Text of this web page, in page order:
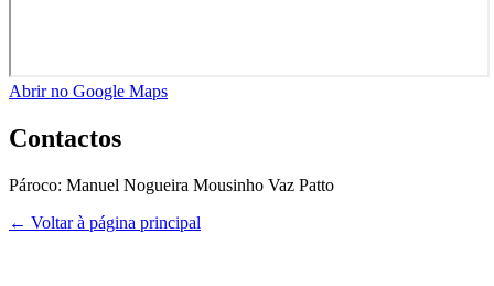
Abrir no Google Maps
Contactos
Pároco: Manuel Nogueira Mousinho Vaz Patto
← Voltar à página principal